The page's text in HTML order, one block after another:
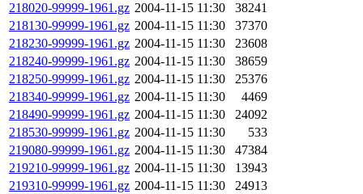
218020-99999-1961.gz 2004-11-15 11:30
38241
218130-99999-1961.gz 2004-11-15 11:30
37370
218230-99999-1961.gz 2004-11-15 11:30
23608
218240-99999-1961.gz 2004-11-15 11:30
38659
218250-99999-1961.gz 2004-11-15 11:30
25376
218340-99999-1961.gz 2004-11-15 11:30
4469
218490-99999-1961.gz 2004-11-15 11:30
24092
218530-99999-1961.gz 2004-11-15 11:30
533
219080-99999-1961.gz 2004-11-15 11:30
47384
219210-99999-1961.gz 2004-11-15 11:30
13943
219310-99999-1961.gz 2004-11-15 11:30
24913